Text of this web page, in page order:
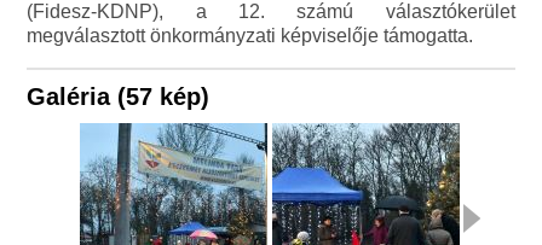
(Fidesz-KDNP), a 12. számú választókerület
megválasztott önkormányzati képviselője támogatta.
Galéria (57 kép)